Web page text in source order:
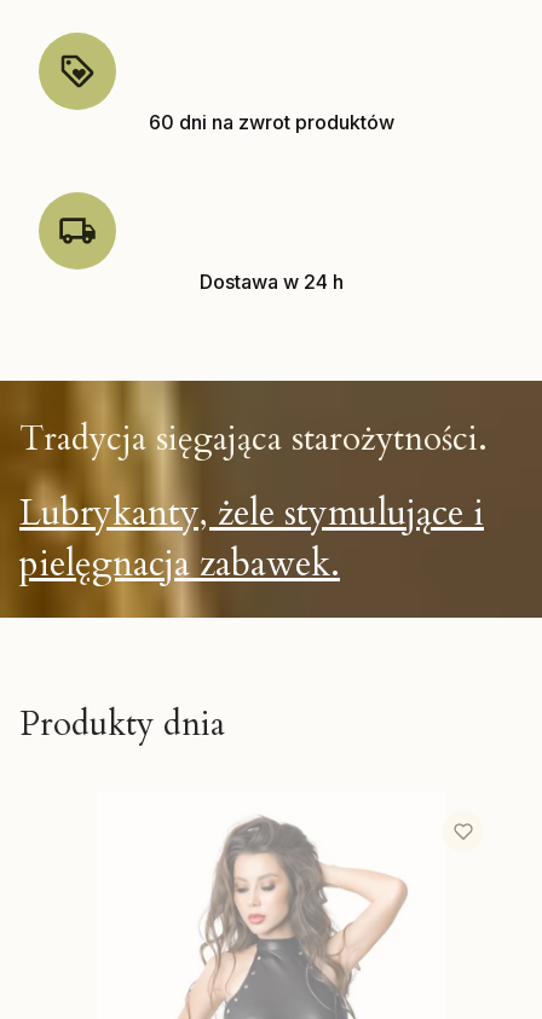
60 dni na zwrot produktów
Dostawa w 24 h
Tradycja sięgająca starożytności.
Lubrykanty, żele stymulujące i
pielęgnacja zabawek.
Produkty dnia